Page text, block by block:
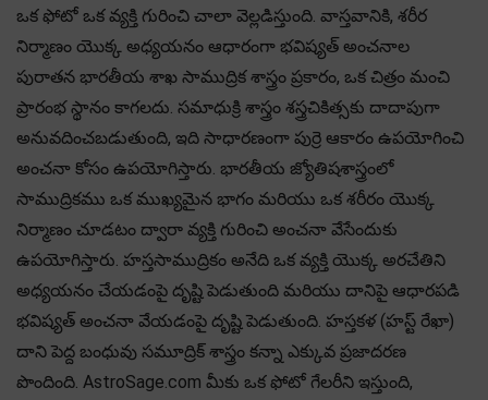
ఒక ఫోటో ఒక వ్యక్తి గురించి చాలా వెల్లడిస్తుంది. వాస్తవానికి, శరీర
నిర్మాణం యొక్క అధ్యయనం ఆధారంగా భవిష్యత్ అంచనాల
పురాతన భారతీయ శాఖ సాముద్రిక శాస్త్రం ప్రకారం, ఒక చిత్రం మంచి
ప్రారంభ స్థానం కాగలదు. సమాధుక్రి శాస్త్రం శస్త్రచికిత్సకు దాదాపుగా
అనువదించబడుతుంది, ఇది సాధారణంగా పుర్రె ఆకారం ఉపయోగించి
అంచనా కోసం ఉపయోగిస్తారు. భారతీయ జ్యోతిషశాస్త్రంలో
సాముద్రికము ఒక ముఖ్యమైన భాగం మరియు ఒక శరీరం యొక్క
నిర్మాణం చూడటం ద్వారా వ్యక్తి గురించి అంచనా వేసేందుకు
ఉపయోగిస్తారు. హస్తసాముద్రికం అనేది ఒక వ్యక్తి యొక్క అరచేతిని
అధ్యయనం చేయడంపై దృష్టి పెడుతుంది మరియు దానిపై ఆధారపడి
భవిష్యత్ అంచనా వేయడంపై దృష్టి పెడుతుంది. హస్తకళ (హస్ట్ రేఖా)
దాని పెద్ద బంధువు సమూద్రిక్ శాస్త్రం కన్నా ఎక్కువ ప్రజాదరణ
పొందింది. AstroSage.com మీకు ఒక ఫోటో గేలరీని ఇస్తుంది,